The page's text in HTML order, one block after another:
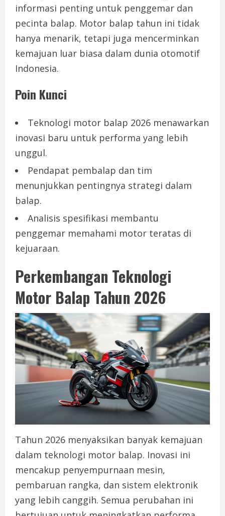
informasi penting untuk penggemar dan
pecinta balap. Motor balap tahun ini tidak
hanya menarik, tetapi juga mencerminkan
kemajuan luar biasa dalam dunia otomotif
Indonesia.
Poin Kunci
Teknologi motor balap 2026 menawarkan
inovasi baru untuk performa yang lebih
unggul.
Pendapat pembalap dan tim
menunjukkan pentingnya strategi dalam
balap.
Analisis spesifikasi membantu
penggemar memahami motor teratas di
kejuaraan.
Perkembangan Teknologi
Motor Balap Tahun 2026
Tahun 2026 menyaksikan banyak kemajuan
dalam teknologi motor balap. Inovasi ini
mencakup penyempurnaan mesin,
pembaruan rangka, dan sistem elektronik
yang lebih canggih. Semua perubahan ini